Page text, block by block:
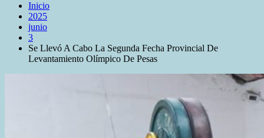
Inicio
2025
junio
3
Se Llevó A Cabo La Segunda Fecha Provincial De
Levantamiento Olímpico De Pesas